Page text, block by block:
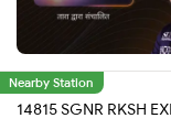
Nearby Station
14815 SGNR RKSH